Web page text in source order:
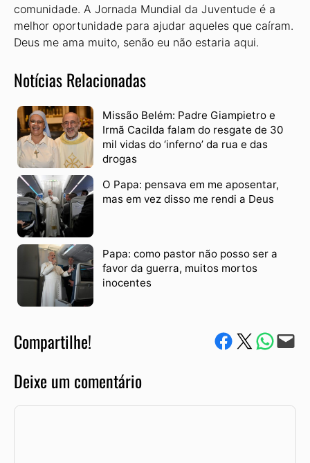
comunidade. A Jornada Mundial da Juventude é a
melhor oportunidade para ajudar aqueles que caíram.
Deus me ama muito, senão eu não estaria aqui.
Notícias Relacionadas
Missão Belém: Padre Giampietro e
Irmã Cacilda falam do resgate de 30
mil vidas do ‘inferno’ da rua e das
drogas
O Papa: pensava em me aposentar,
mas em vez disso me rendi a Deus
Papa: como pastor não posso ser a
favor da guerra, muitos mortos
inocentes
Compartilhe! Compartilhe no Facebook
Compartilhe no Twitter
Compartile via
Envie via e-mail
Deixe um comentário
Comentário